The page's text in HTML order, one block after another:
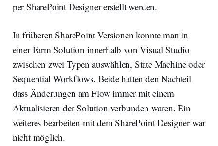
per SharePoint Designer erstellt werden.
In früheren SharePoint Versionen konnte man in
einer Farm Solution innerhalb von Visual Studio
zwischen zwei Typen auswählen, State Machine oder
Sequential Workflows. Beide hatten den Nachteil
dass Änderungen am Flow immer mit einem
Aktualisieren der Solution verbunden waren. Ein
weiteres bearbeiten mit dem SharePoint Designer war
nicht möglich.